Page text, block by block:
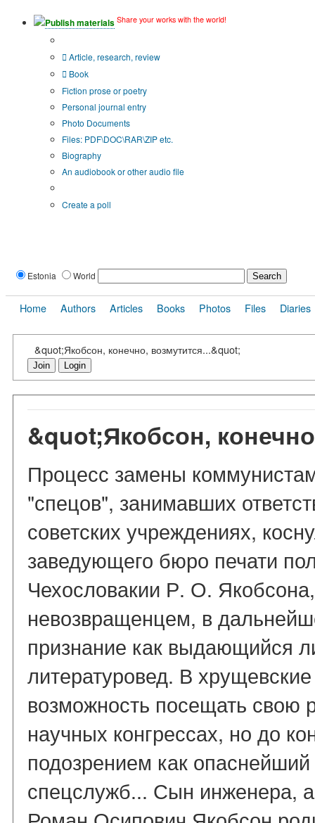
Publish materials Share your works with the world!
Article, research, review
Book
Fiction prose or poetry
Personal journal entry
Photo Documents
Files: PDF\DOC\RAR\ZIP etc.
Biography
An audiobook or other audio file
Create a poll
Estonia World
Home Authors Articles Books Photos Files Diaries
&quot;Якобсон, конечно, возмутится...&quot;
Join Login
&quot;Якобсон,
Процесс замены
"спецов", занимавших
советских учреждениях,
заведующего бюро печати
Чехословакии Р. О.
невозвращенцем, в
признание как выдающийся
литературовед. В
возможность посещать свою
научных конгрессах, но до
подозрением как
спецслужб... Сын инженера,